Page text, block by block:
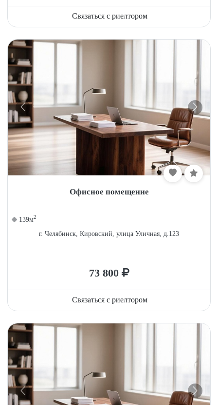
Связаться с риелтором
Офисное помещение
139м2
г. Челябинск, Кировский, улица Уличная, д.123
73 800
Связаться с риелтором